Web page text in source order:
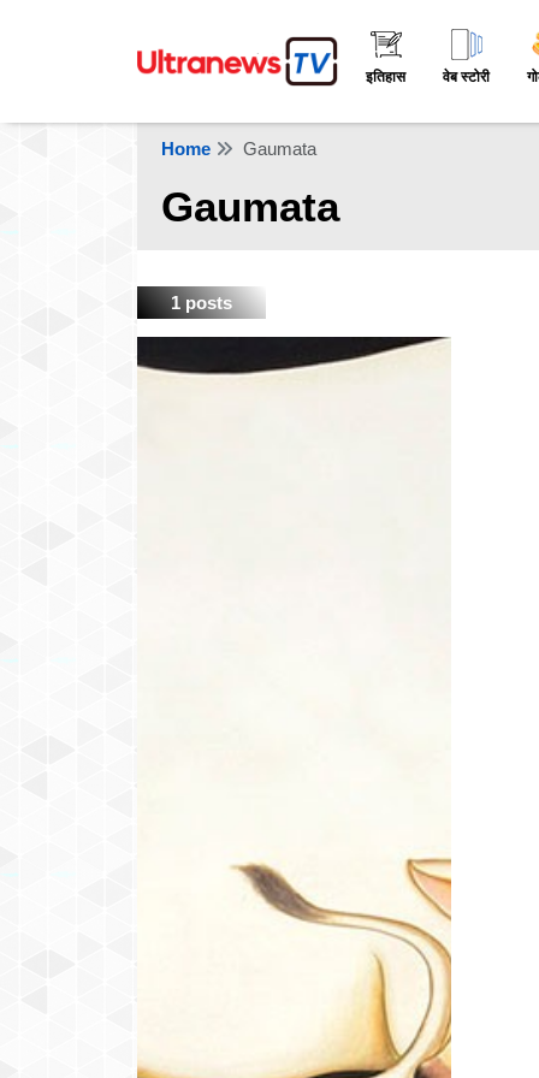
इतिहास वेब स्टोरी
Home Gaumata
Gaumata
1 posts